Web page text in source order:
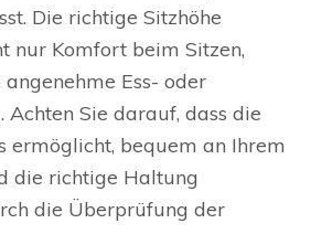
Die richtige Sitzhöhe
nur Komfort beim Sitzen,
Ess- oder
Sie darauf, dass die
ermöglicht, bequem an Ihrem
die richtige Haltung
die Überprüfung der